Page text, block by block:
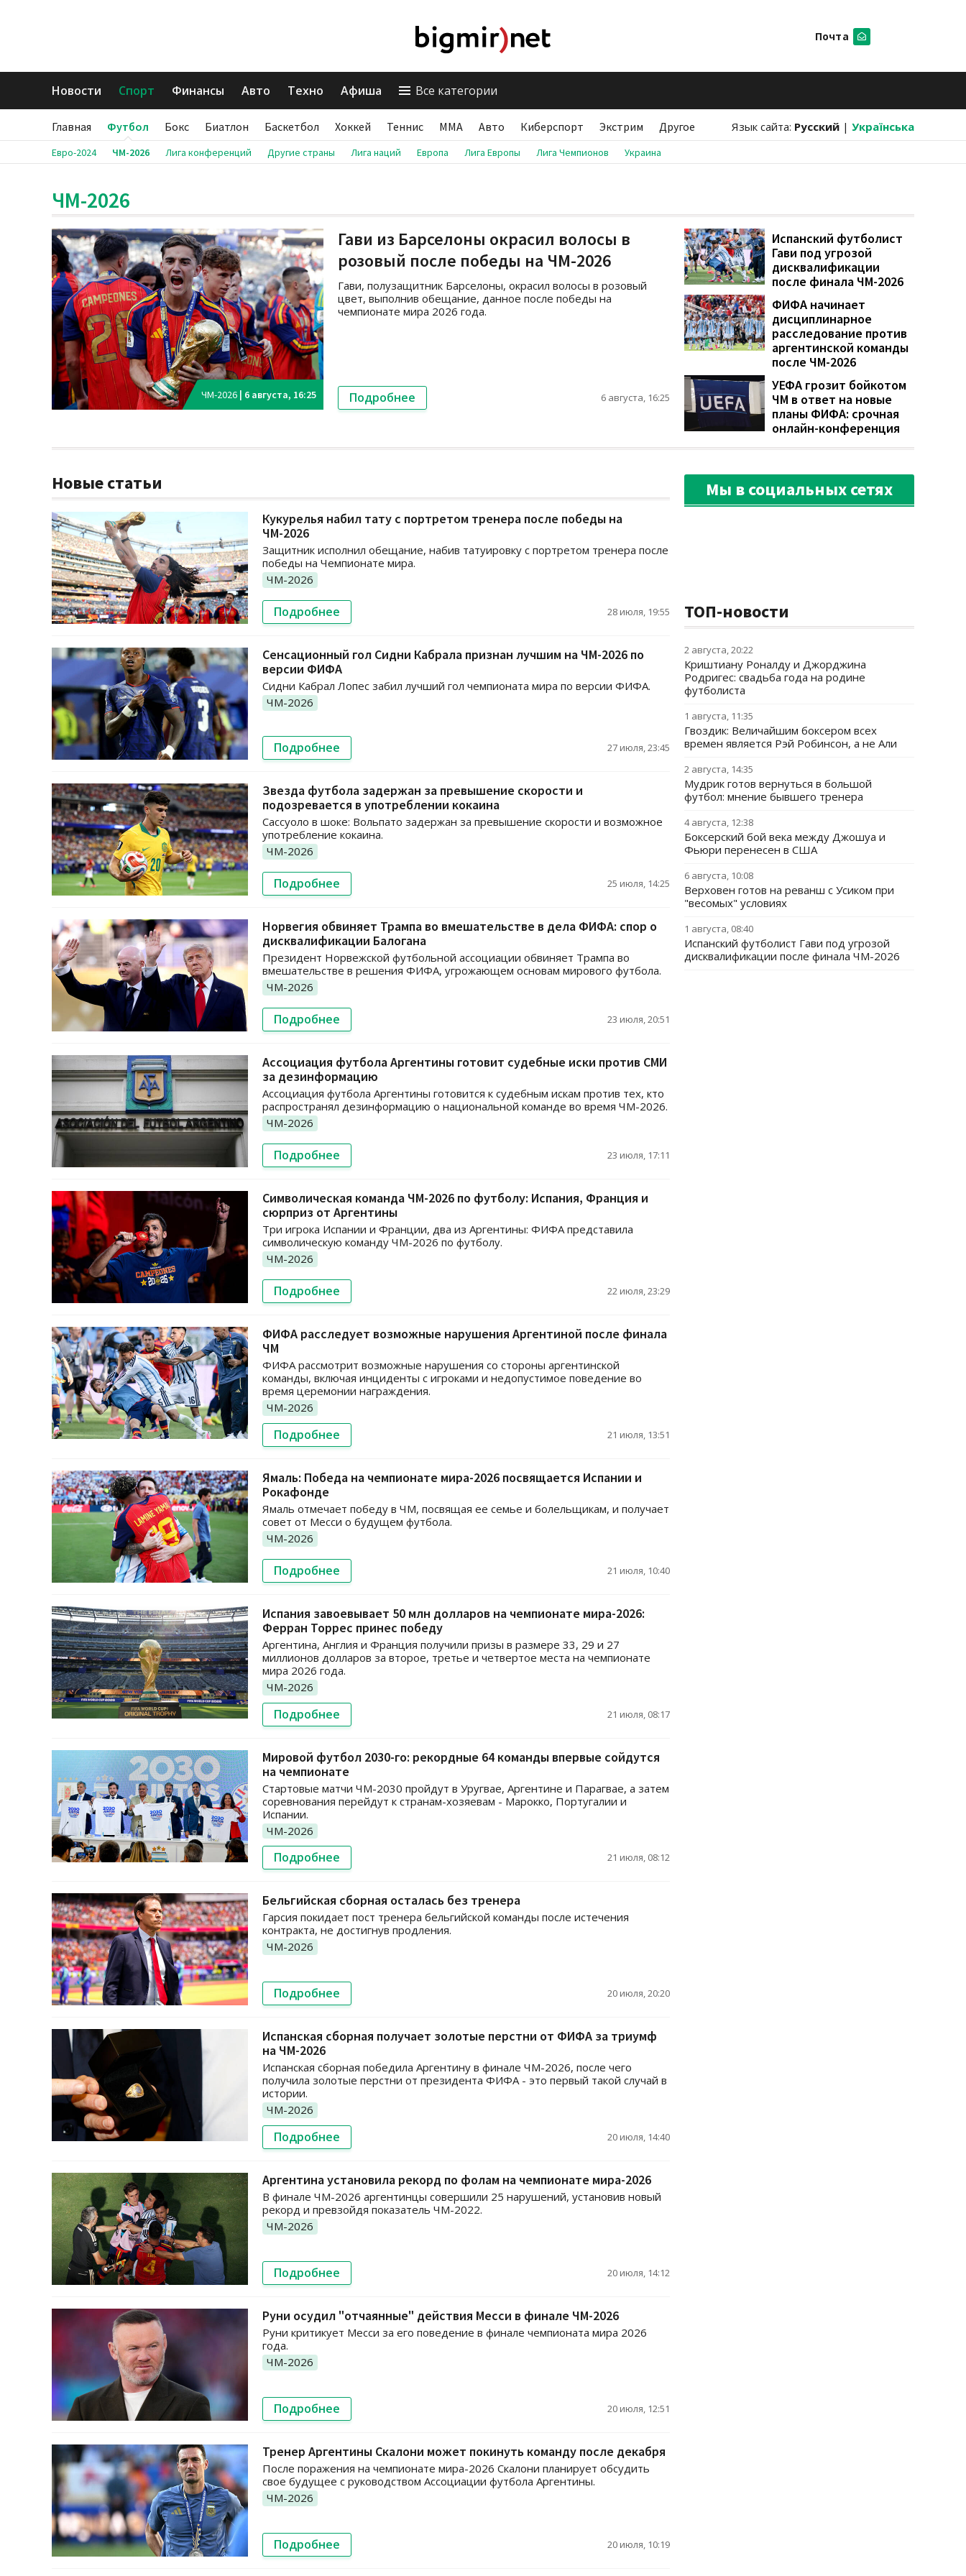
Почта
Новости Спорт Финансы Авто Техно Афиша Все категории
Главная Футбол Бокс Биатлон Баскетбол Хоккей Теннис ММА Авто Киберспорт Экстрим Другое Язык сайта: Русский | Українська
Евро-2024 ЧМ-2026 Лига конференций Другие страны Лига наций Европа Лига Европы Лига Чемпионов Украина
ЧМ-2026
ЧМ-2026 | 6 августа, 16:25
Гави из Барселоны окрасил волосы в
розовый после победы на ЧМ-2026
Гави, полузащитник Барселоны, окрасил волосы в розовый
цвет, выполнив обещание, данное после победы на
чемпионате мира 2026 года.
Подробнее 6 августа, 16:25
Испанский футболист
Гави под угрозой
дисквалификации
после финала ЧМ-2026
ФИФА начинает
дисциплинарное
расследование против
аргентинской команды
после ЧМ-2026
УЕФА грозит бойкотом
ЧМ в ответ на новые
планы ФИФА: срочная
онлайн-конференция
Новые статьи
Кукурелья набил тату с портретом тренера после победы на
ЧМ-2026
Защитник исполнил обещание, набив татуировку с портретом тренера после
победы на Чемпионате мира.
ЧМ-2026
Подробнее 28 июля, 19:55
Сенсационный гол Сидни Кабрала признан лучшим на ЧМ-2026 по
версии ФИФА
Сидни Кабрал Лопес забил лучший гол чемпионата мира по версии ФИФА.
ЧМ-2026
Подробнее 27 июля, 23:45
Звезда футбола задержан за превышение скорости и
подозревается в употреблении кокаина
Сассуоло в шоке: Вольпато задержан за превышение скорости и возможное
употребление кокаина.
ЧМ-2026
Подробнее 25 июля, 14:25
Норвегия обвиняет Трампа во вмешательстве в дела ФИФА: спор о
дисквалификации Балогана
Президент Норвежской футбольной ассоциации обвиняет Трампа во
вмешательстве в решения ФИФА, угрожающем основам мирового футбола.
ЧМ-2026
Подробнее 23 июля, 20:51
Ассоциация футбола Аргентины готовит судебные иски против СМИ
за дезинформацию
Ассоциация футбола Аргентины готовится к судебным искам против тех, кто
распространял дезинформацию о национальной команде во время ЧМ-2026.
ЧМ-2026
Подробнее 23 июля, 17:11
Символическая команда ЧМ-2026 по футболу: Испания, Франция и
сюрприз от Аргентины
Три игрока Испании и Франции, два из Аргентины: ФИФА представила
символическую команду ЧМ-2026 по футболу.
ЧМ-2026
Подробнее 22 июля, 23:29
ФИФА расследует возможные нарушения Аргентиной после финала
ЧМ
ФИФА рассмотрит возможные нарушения со стороны аргентинской
команды, включая инциденты с игроками и недопустимое поведение во
время церемонии награждения.
ЧМ-2026
Подробнее 21 июля, 13:51
Ямаль: Победа на чемпионате мира-2026 посвящается Испании и
Рокафонде
Ямаль отмечает победу в ЧМ, посвящая ее семье и болельщикам, и получает
совет от Месси о будущем футбола.
ЧМ-2026
Подробнее 21 июля, 10:40
Испания завоевывает 50 млн долларов на чемпионате мира-2026:
Ферран Торрес принес победу
Аргентина, Англия и Франция получили призы в размере 33, 29 и 27
миллионов долларов за второе, третье и четвертое места на чемпионате
мира 2026 года.
ЧМ-2026
Подробнее 21 июля, 08:17
Мировой футбол 2030-го: рекордные 64 команды впервые сойдутся
на чемпионате
Стартовые матчи ЧМ-2030 пройдут в Уругвае, Аргентине и Парагвае, а затем
соревнования перейдут к странам-хозяевам - Марокко, Португалии и
Испании.
ЧМ-2026
Подробнее 21 июля, 08:12
Бельгийская сборная осталась без тренера
Гарсия покидает пост тренера бельгийской команды после истечения
контракта, не достигнув продления.
ЧМ-2026
Подробнее 20 июля, 20:20
Испанская сборная получает золотые перстни от ФИФА за триумф
на ЧМ-2026
Испанская сборная победила Аргентину в финале ЧМ-2026, после чего
получила золотые перстни от президента ФИФА - это первый такой случай в
истории.
ЧМ-2026
Подробнее 20 июля, 14:40
Аргентина установила рекорд по фолам на чемпионате мира-2026
В финале ЧМ-2026 аргентинцы совершили 25 нарушений, установив новый
рекорд и превзойдя показатель ЧМ-2022.
ЧМ-2026
Подробнее 20 июля, 14:12
Руни осудил "отчаянные" действия Месси в финале ЧМ-2026
Руни критикует Месси за его поведение в финале чемпионата мира 2026
года.
ЧМ-2026
Подробнее 20 июля, 12:51
Тренер Аргентины Скалони может покинуть команду после декабря
После поражения на чемпионате мира-2026 Скалони планирует обсудить
свое будущее с руководством Ассоциации футбола Аргентины.
ЧМ-2026
Подробнее 20 июля, 10:19
Мы в социальных сетях
ТОП-новости
2 августа, 20:22
Криштиану Роналду и Джорджина
Родригес: свадьба года на родине
футболиста
1 августа, 11:35
Гвоздик: Величайшим боксером всех
времен является Рэй Робинсон, а не Али
2 августа, 14:35
Мудрик готов вернуться в большой
футбол: мнение бывшего тренера
4 августа, 12:38
Боксерский бой века между Джошуа и
Фьюри перенесен в США
6 августа, 10:08
Верховен готов на реванш с Усиком при
"весомых" условиях
1 августа, 08:40
Испанский футболист Гави под угрозой
дисквалификации после финала ЧМ-2026